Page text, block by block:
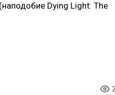
Dying Light: The